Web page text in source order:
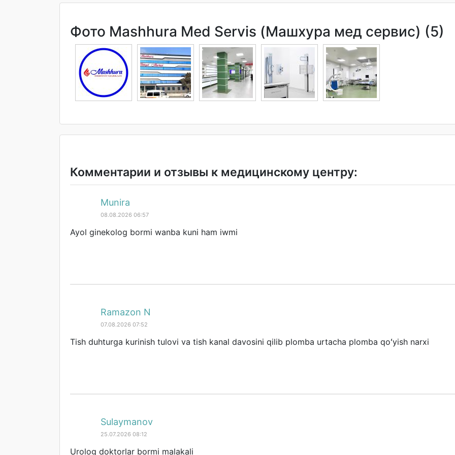
Фото Mashhura Med Servis (Машхура мед сервис) (5)
Комментарии и отзывы к медицинскому центру:
Munira
08.08.2026 06:57
Ayol ginekolog bormi wanba kuni ham iwmi
Ramazon N
07.08.2026 07:52
Tish duhturga kurinish tulovi va tish kanal davosini qilib plomba urtacha plomba qoʻyish narxi
Sulaymanov
25.07.2026 08:12
Urolog doktorlar bormi malakali